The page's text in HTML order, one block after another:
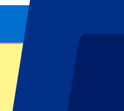
Populaire events
GP Spanje
Alle sporten